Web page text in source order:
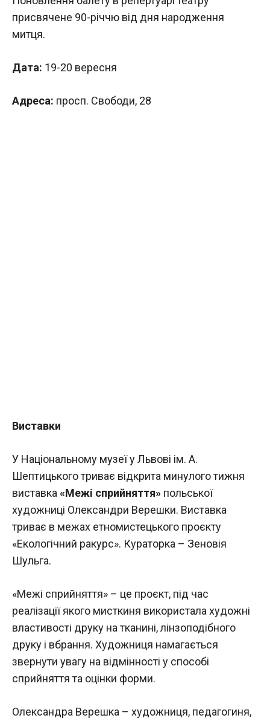
присвячене 90-річчю від дня народження
митця.
Дата: 19-20 вересня
Адреса: просп. Свободи, 28
Виставки
У Національному музеї у Львові ім. А.
Шептицького триває відкрита минулого тижня
виставка «Межі сприйняття» польської
художниці Олександри Верешки. Виставка
триває в межах етномистецького проєкту
«Екологічний ракурс». Кураторка – Зеновія
Шульга.
«Межі сприйняття» – це проєкт, під час
реалізації якого мисткиня використала художні
властивості друку на тканині, лінзоподібного
друку і вбрання. Художниця намагається
звернути увагу на відмінності у способі
сприйняття та оцінки форми.
Олександра Верешка – художниця, педагогиня,